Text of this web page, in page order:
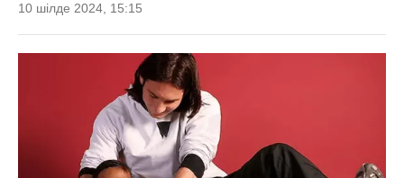
10 шілде 2024, 15:15